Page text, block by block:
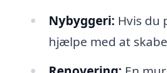
Nybyggeri: Hvis du
hjælpe med at